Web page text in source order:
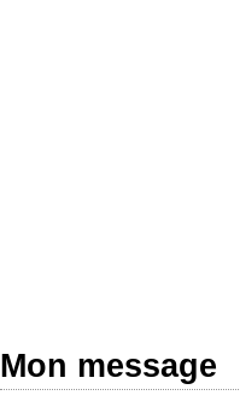
Mon message